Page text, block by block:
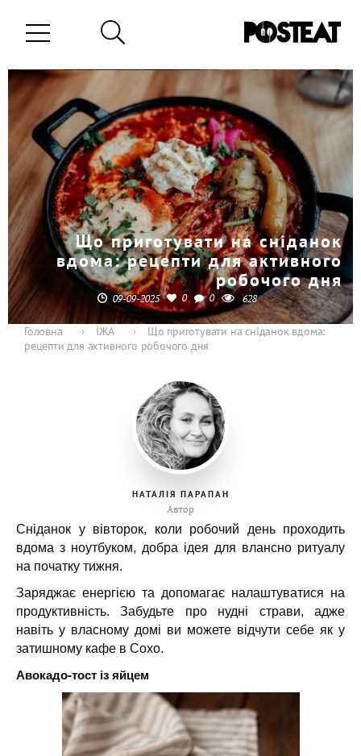
Що приготувати на сніданок
вдома: рецепти для активного
робочого дня
09-09-2025 0 0 628
Головна › ЇЖА ›
Що приготувати на сніданок вдома:
рецепти для активного робочого дня
НАТАЛІЯ ПАРАПАН
Автор
Сніданок у вівторок, коли робочий день проходить
вдома з ноутбуком, добра ідея для влансно ритуалу
на початку тижня.
Заряджає енергією та допомагає налаштуватися на
продуктивність. Забудьте про нудні страви, адже
навіть у власному домі ви можете відчути себе як у
затишному кафе в Сохо.
Авокадо-тост із яйцем